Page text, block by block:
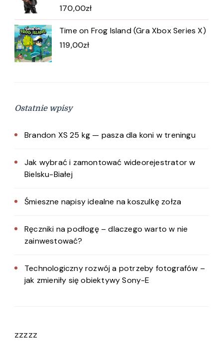
170,00zł
Time on Frog Island (Gra Xbox Series X)
119,00zł
Ostatnie wpisy
Brandon XS 25 kg — pasza dla koni w treningu
Jak wybrać i zamontować wideorejestrator w
Bielsku-Białej
Śmieszne napisy idealne na koszulkę zołza
Ręczniki na podłogę – dlaczego warto w nie
zainwestować?
Technologiczny rozwój a potrzeby fotografów –
jak zmieniły się obiektywy Sony-E
zzzzz